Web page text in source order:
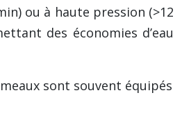
ou à haute pression (>12
des économies d’eau
sont souvent équipés